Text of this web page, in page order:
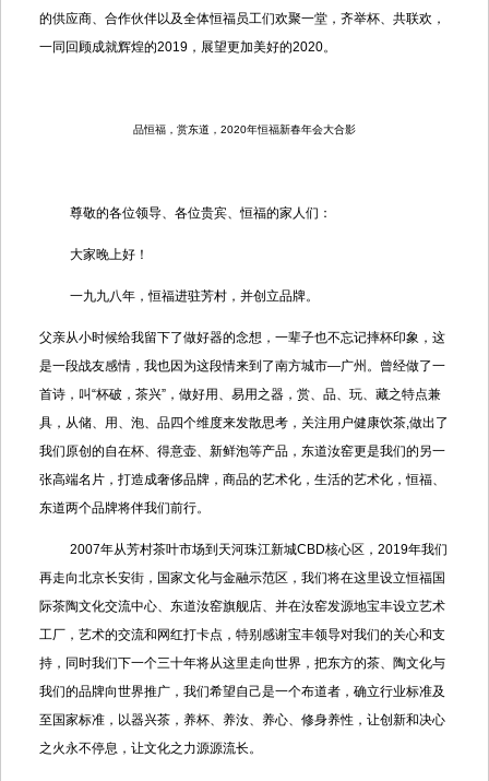
的供应商、合作伙伴以及全体恒福员工们欢聚一堂，齐举杯、共联欢，
一同回顾成就辉煌的2019，展望更加美好的2020。
品恒福，赏东道， 2020年恒福新春年会大合影
尊敬的各位领导、各位贵宾、恒福的家人们：
大家晚上好！
一九九八年，恒福进驻芳村，并创立品牌。
父亲从小时候给我留下了做好器的念想，一辈子也不忘记摔杯印象，这
是一段战友感情，我也因为这段情来到了南方城市—广州。曾经做了一
首诗，叫“杯破，茶兴”，做好用、易用之器，赏、品、玩、藏之特点兼
具，从储、用、泡、品四个维度来发散思考，关注用户健康饮茶,做出了
我们原创的自在杯、得意壶、新鲜泡等产品，东道汝窑更是我们的另一
张高端名片，打造成奢侈品牌，商品的艺术化，生活的艺术化，恒福、
东道两个品牌将伴我们前行。
2007年从芳村茶叶市场到天河珠江新城CBD核心区，2019年我们
再走向北京长安街，国家文化与金融示范区，我们将在这里设立恒福国
际茶陶文化交流中心、东道汝窑旗舰店、并在汝窑发源地宝丰设立艺术
工厂，艺术的交流和网红打卡点，特别感谢宝丰领导对我们的关心和支
持，同时我们下一个三十年将从这里走向世界，把东方的茶、陶文化与
我们的品牌向世界推广，我们希望自己是一个布道者，确立行业标准及
至国家标准，以器兴茶，养杯、养汝、养心、修身养性，让创新和决心
之火永不停息，让文化之力源源流长。